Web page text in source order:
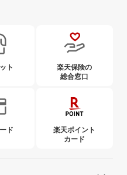
ト
楽天保険の
総合窓口
ド
楽天ポイント
カード